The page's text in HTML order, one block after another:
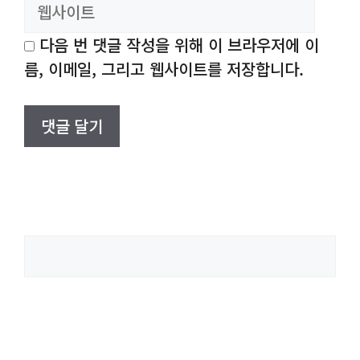
트
다음 번 댓글 작성을 위해 이 브라우저에 이
름, 이메일, 그리고 웹사이트를 저장합니다.